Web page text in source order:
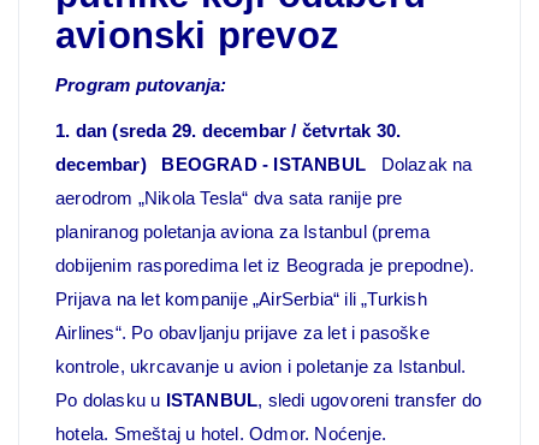
avionski prevoz
Program putovanja:
1. dan (sreda 29. decembar / četvrtak 30.
decembar) BEOGRAD - ISTANBUL Dolazak na
aerodrom „Nikola Tesla“ dva sata ranije pre
planiranog poletanja aviona za Istanbul (prema
dobijenim rasporedima let iz Beograda je prepodne).
Prijava na let kompanije „AirSerbia“ ili „Turkish
Airlines“. Po obavljanju prijave za let i pasoške
kontrole, ukrcavanje u avion i poletanje za Istanbul.
Po dolasku u ISTANBUL, sledi ugovoreni transfer do
hotela. Smeštaj u hotel. Odmor. Noćenje.